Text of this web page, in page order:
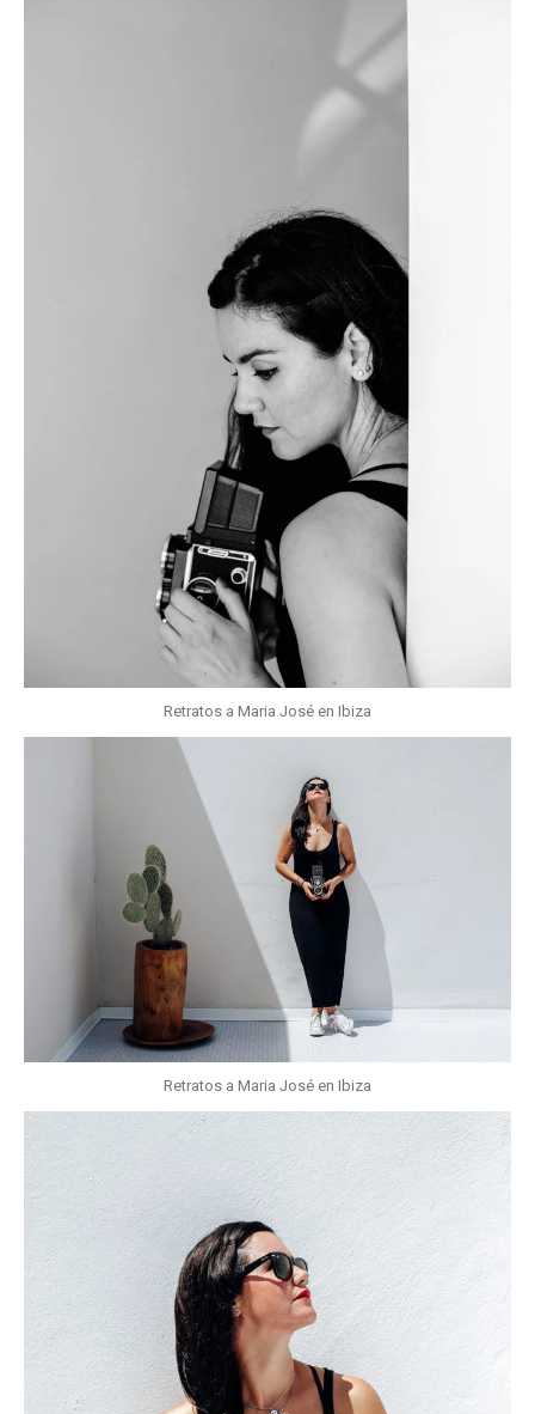
Retratos a Maria José en Ibiza
Retratos a Maria José en Ibiza